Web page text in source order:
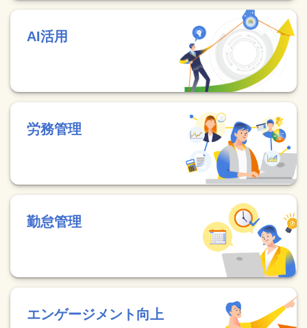
AI活用
労務管理
勤怠管理
エンゲージメント向上